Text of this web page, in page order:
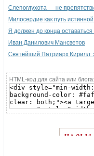
Слепоглухота — не
Милосердие как путь
Я должен до конца оставаться
Иван Данилович Мансветов
Святейший Патриарх Кирилл:
HTML-код для сайта или блога: